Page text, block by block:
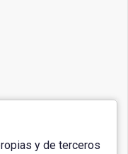
y de terceros